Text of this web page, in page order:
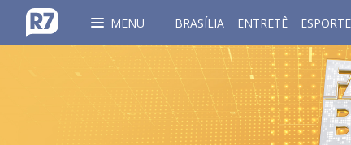
MENU BRASÍLIA ENTRETÊ